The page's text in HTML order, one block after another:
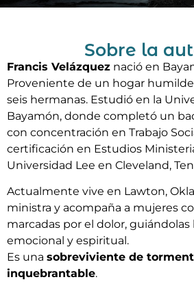
Sobre la
Francis Velázquez nació en
Proveniente de un hogar
seis hermanas. Estudió en la
Bayamón, donde completó un
con concentración en Trabajo
certificación en Estudios
Universidad Lee en Cleveland,
Actualmente vive en Lawton,
ministra y acompaña a mujeres
marcadas por el dolor, guiándolas
emocional y espiritual.
Es una sobreviviente de
inquebrantable.